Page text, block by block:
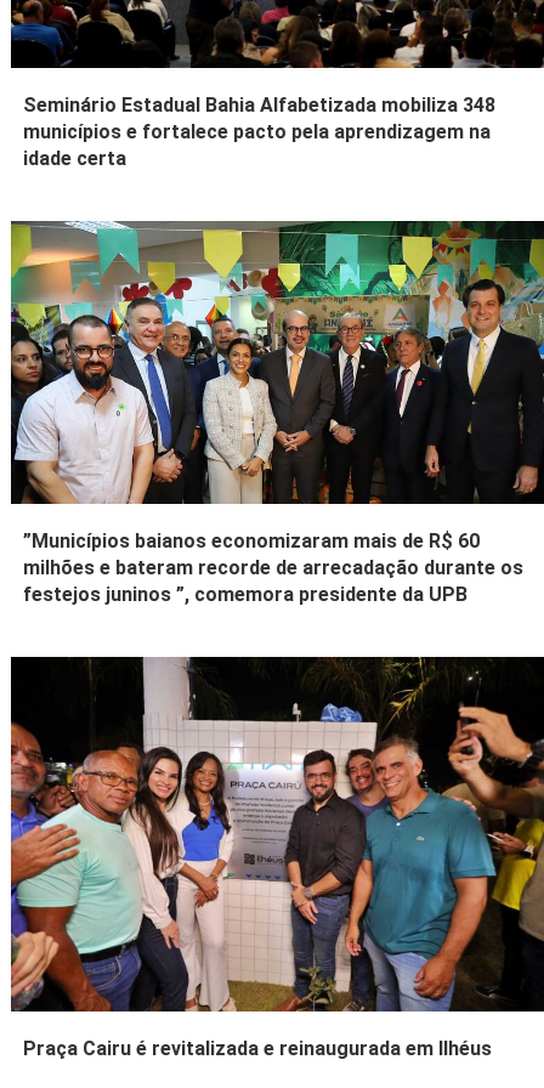
Seminário Estadual Bahia Alfabetizada mobiliza 348
municípios e fortalece pacto pela aprendizagem na
idade certa
”Municípios baianos economizaram mais de R$ 60
milhões e bateram recorde de arrecadação durante os
festejos juninos ”, comemora presidente da UPB
Praça Cairu é revitalizada e reinaugurada em Ilhéus